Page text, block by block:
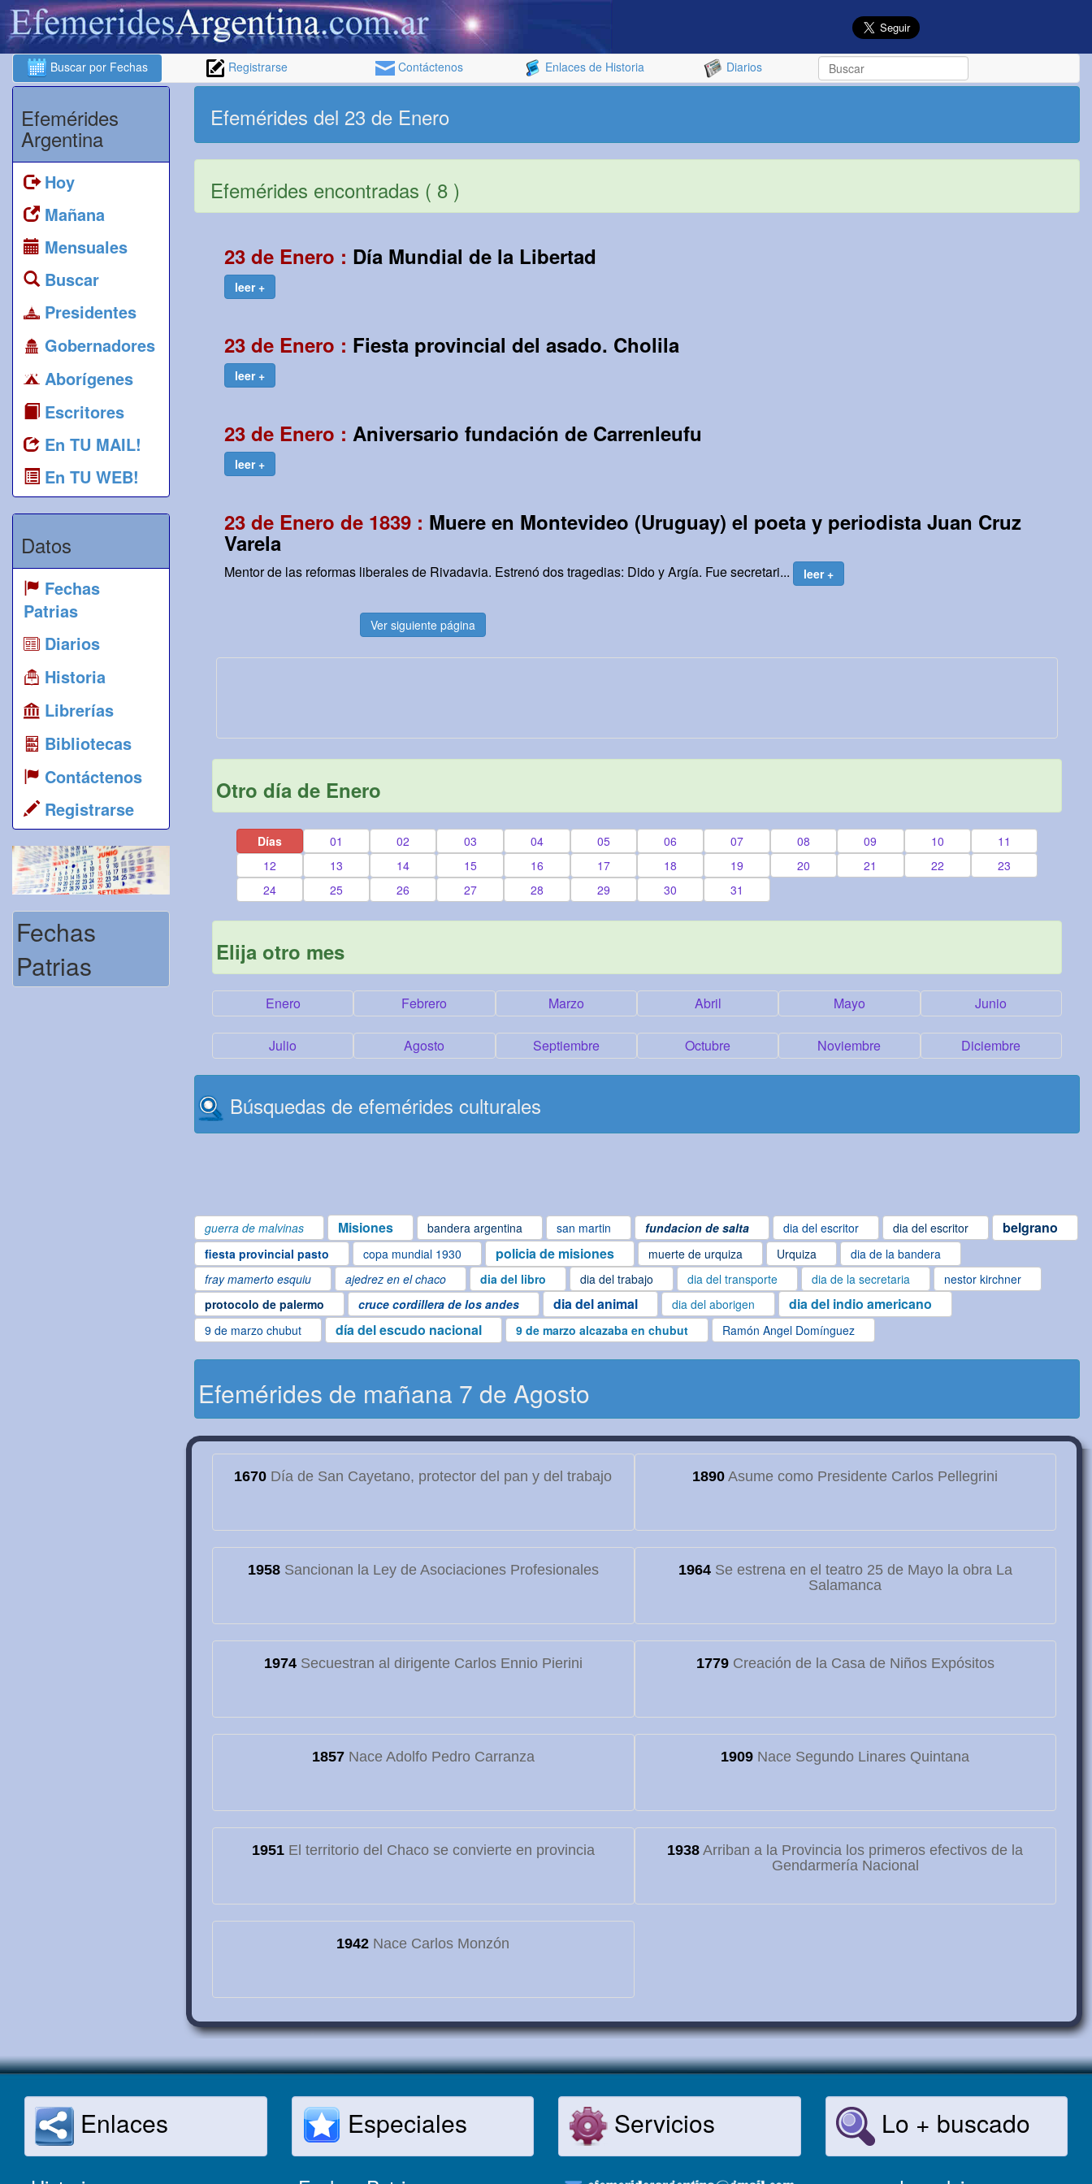
Buscar por Fechas Registrarse Contáctenos Enlaces de Historia Diarios
Efemérides
Argentina
Hoy
Mañana
Mensuales
Buscar
Presidentes
Gobernadores
Aborígenes
Escritores
En TU MAIL!
En TU WEB!
Datos
Fechas
Patrias
Diarios
Historia
Librerías
Bibliotecas
Contáctenos
Registrarse
Fechas
Patrias
Efemérides del 23 de Enero
Efemérides encontradas ( 8 )
23 de Enero : Día Mundial de la Libertad
leer +
23 de Enero : Fiesta provincial del asado. Cholila
leer +
23 de Enero : Aniversario fundación de Carrenleufu
leer +
23 de Enero de 1839 : Muere en Montevideo (Uruguay) el poeta y periodista Juan Cruz
Varela
Mentor de las reformas liberales de Rivadavia. Estrenó dos tragedias: Dido y Argía. Fue secretari... leer +
Ver siguiente página
Otro día de Enero
Días 01 02 03 04 05 06 07 08 09 10
11
12
13 14 15 16 17 18 19 20 21 22
23
24
25 26 27 28 29 30 31
Elija otro mes
Enero Febrero Marzo Abril Mayo Junio
Julio Agosto Septiembre Octubre Noviembre Diciembre
Búsquedas de efemérides culturales
guerra de malvinas Misiones bandera argentina san martin fundacion de salta dia del escritor dia del escritor belgrano
fiesta provincial pasto copa mundial 1930 policia de misiones muerte de urquiza Urquiza
dia de la bandera
fray mamerto esquiu
ajedrez en el chaco dia del libro dia del trabajo dia del transporte dia de la secretaria
nestor kirchner
protocolo de palermo
cruce cordillera de los andes dia del animal dia del aborigen dia del indio americano
9 de marzo chubut día del escudo nacional 9 de marzo alcazaba en chubut Ramón Angel Domínguez
Efemérides de mañana 7 de Agosto
1670 Día de San Cayetano, protector del pan y del trabajo 1890 Asume como Presidente Carlos Pellegrini
1958Sancionan la Ley de Asociaciones Profesionales 1964Se estrena en el teatro 25 de Mayo la obra La
Salamanca
1974Secuestran al dirigente Carlos Ennio Pierini 1779Creación de la Casa de Niños Expósitos
1857Nace Adolfo Pedro Carranza 1909 Nace Segundo Linares Quintana
1951El territorio del Chaco se convierte en provincia 1938 Arriban a la Provincia los primeros efectivos de la
Gendarmería Nacional
1942 Nace Carlos Monzón
Enlaces Especiales Servicios Lo + buscado